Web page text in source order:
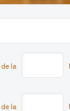
de la
de la